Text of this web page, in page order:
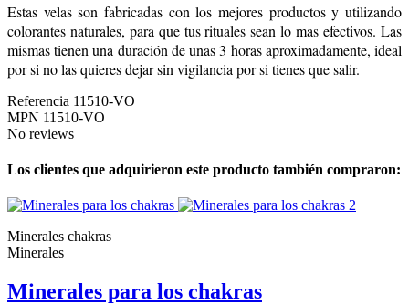
Estas velas son fabricadas con los mejores productos y utilizando
colorantes naturales, para que tus rituales sean lo mas efectivos. Las
mismas tienen una duración de unas 3 horas aproximadamente, ideal
por si no las quieres dejar sin vigilancia por si tienes que salir.
Referencia 11510-VO
MPN 11510-VO
No reviews
Los clientes que adquirieron este producto también compraron:
Minerales chakras
Minerales
Minerales para los chakras